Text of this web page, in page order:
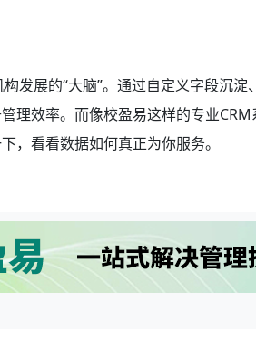
发展的“大脑”。通过自定义字段沉
理效率。而像校盈易这样的专业
，看看数据如何真正为你服务。